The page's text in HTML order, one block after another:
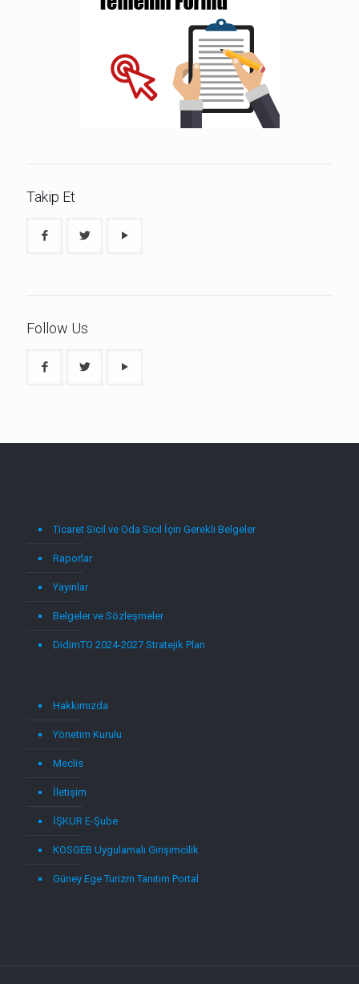
Takip Et
Follow Us
Ticaret Sicil ve Oda Sicil İçin Gerekli Belgeler
Raporlar
Yayınlar
Belgeler ve Sözleşmeler
DidimTO 2024-2027 Stratejik Plan
Hakkımızda
Yönetim Kurulu
Meclis
İletişim
İŞKUR E-Şube
KOSGEB Uygulamalı Girişimcilik
Güney Ege Turizm Tanıtım Portal